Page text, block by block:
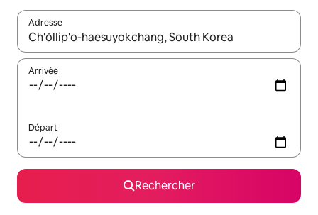
Adresse
Lorsque les résultats s'affichent, utilisez les flèches vers le
Arrivée
Départ
Rechercher